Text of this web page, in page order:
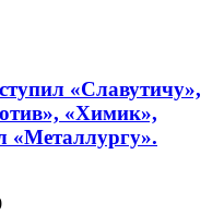
«Славутичу»,
«Химик»,
«Металлургу».